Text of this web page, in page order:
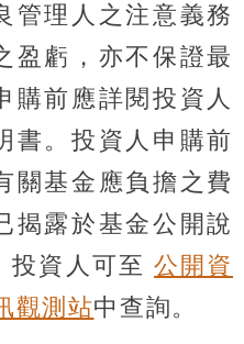
管理人之注意義務
盈虧，亦不保證最
購前應詳閱投資人
書。投資人申購前
關基金應負擔之費
揭露於基金公開說
投資人可至公開資
觀測站中查詢。